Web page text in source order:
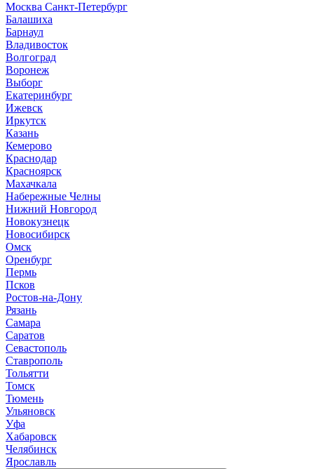
Москва Санкт-Петербург
Балашиха
Барнаул
Владивосток
Волгоград
Воронеж
Выборг
Екатеринбург
Ижевск
Иркутск
Казань
Кемерово
Краснодар
Красноярск
Махачкала
Набережные Челны
Нижний Новгород
Новокузнецк
Новосибирск
Омск
Оренбург
Пермь
Псков
Ростов-на-Дону
Рязань
Самара
Саратов
Севастополь
Ставрополь
Тольятти
Томск
Тюмень
Ульяновск
Уфа
Хабаровск
Челябинск
Ярославль